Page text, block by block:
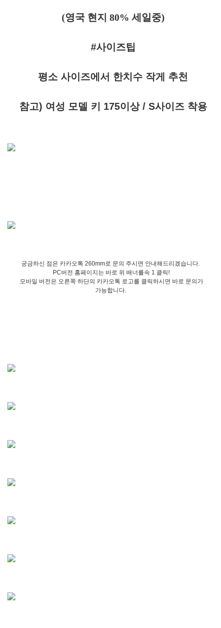
(영국 현지 80% 세일중)
#사이즈팁
평소 사이즈에서 한치수 작게 추천
참고) 여성 모델 키 175이상 / S사이즈 착용
궁금하신 점은 카카오톡 260mm로 문의 주시면 안내해드리겠습니다.
PC버전 홈페이지는 바로 위 배너를속 1 클릭!
모바일 버전은 오른쪽 하단의 카카오톡 로고를 클릭하시면 바로 문의가
가능합니다.